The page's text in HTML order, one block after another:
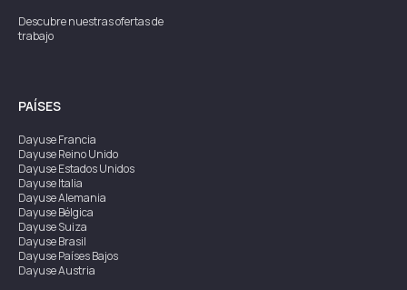
Descubre nuestras ofertas de
trabajo
PAÍSES
DayuseFrancia
DayuseReino Unido
DayuseEstados Unidos
DayuseItalia
DayuseAlemania
DayuseBélgica
DayuseSuiza
DayuseBrasil
DayusePaíses Bajos
DayuseAustria